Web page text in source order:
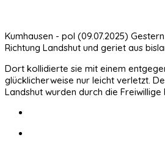
Kumhausen - pol (09.07.2025)
Richtung Landshut und geriet aus
Dort kollidierte sie mit einem
glücklicherweise nur leicht verletzt.
Landshut wurden durch die